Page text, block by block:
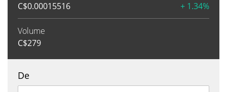
C$0.00015516 + 1.34%
Volume
C$279
De